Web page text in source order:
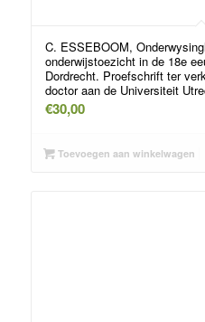
C. ESSEBOOM,
onderwijstoezicht in de 18e
Dordrecht. Proefschrift ter
doctor aan de Universiteit
€30,00
Toevoegen aan winkelwagen